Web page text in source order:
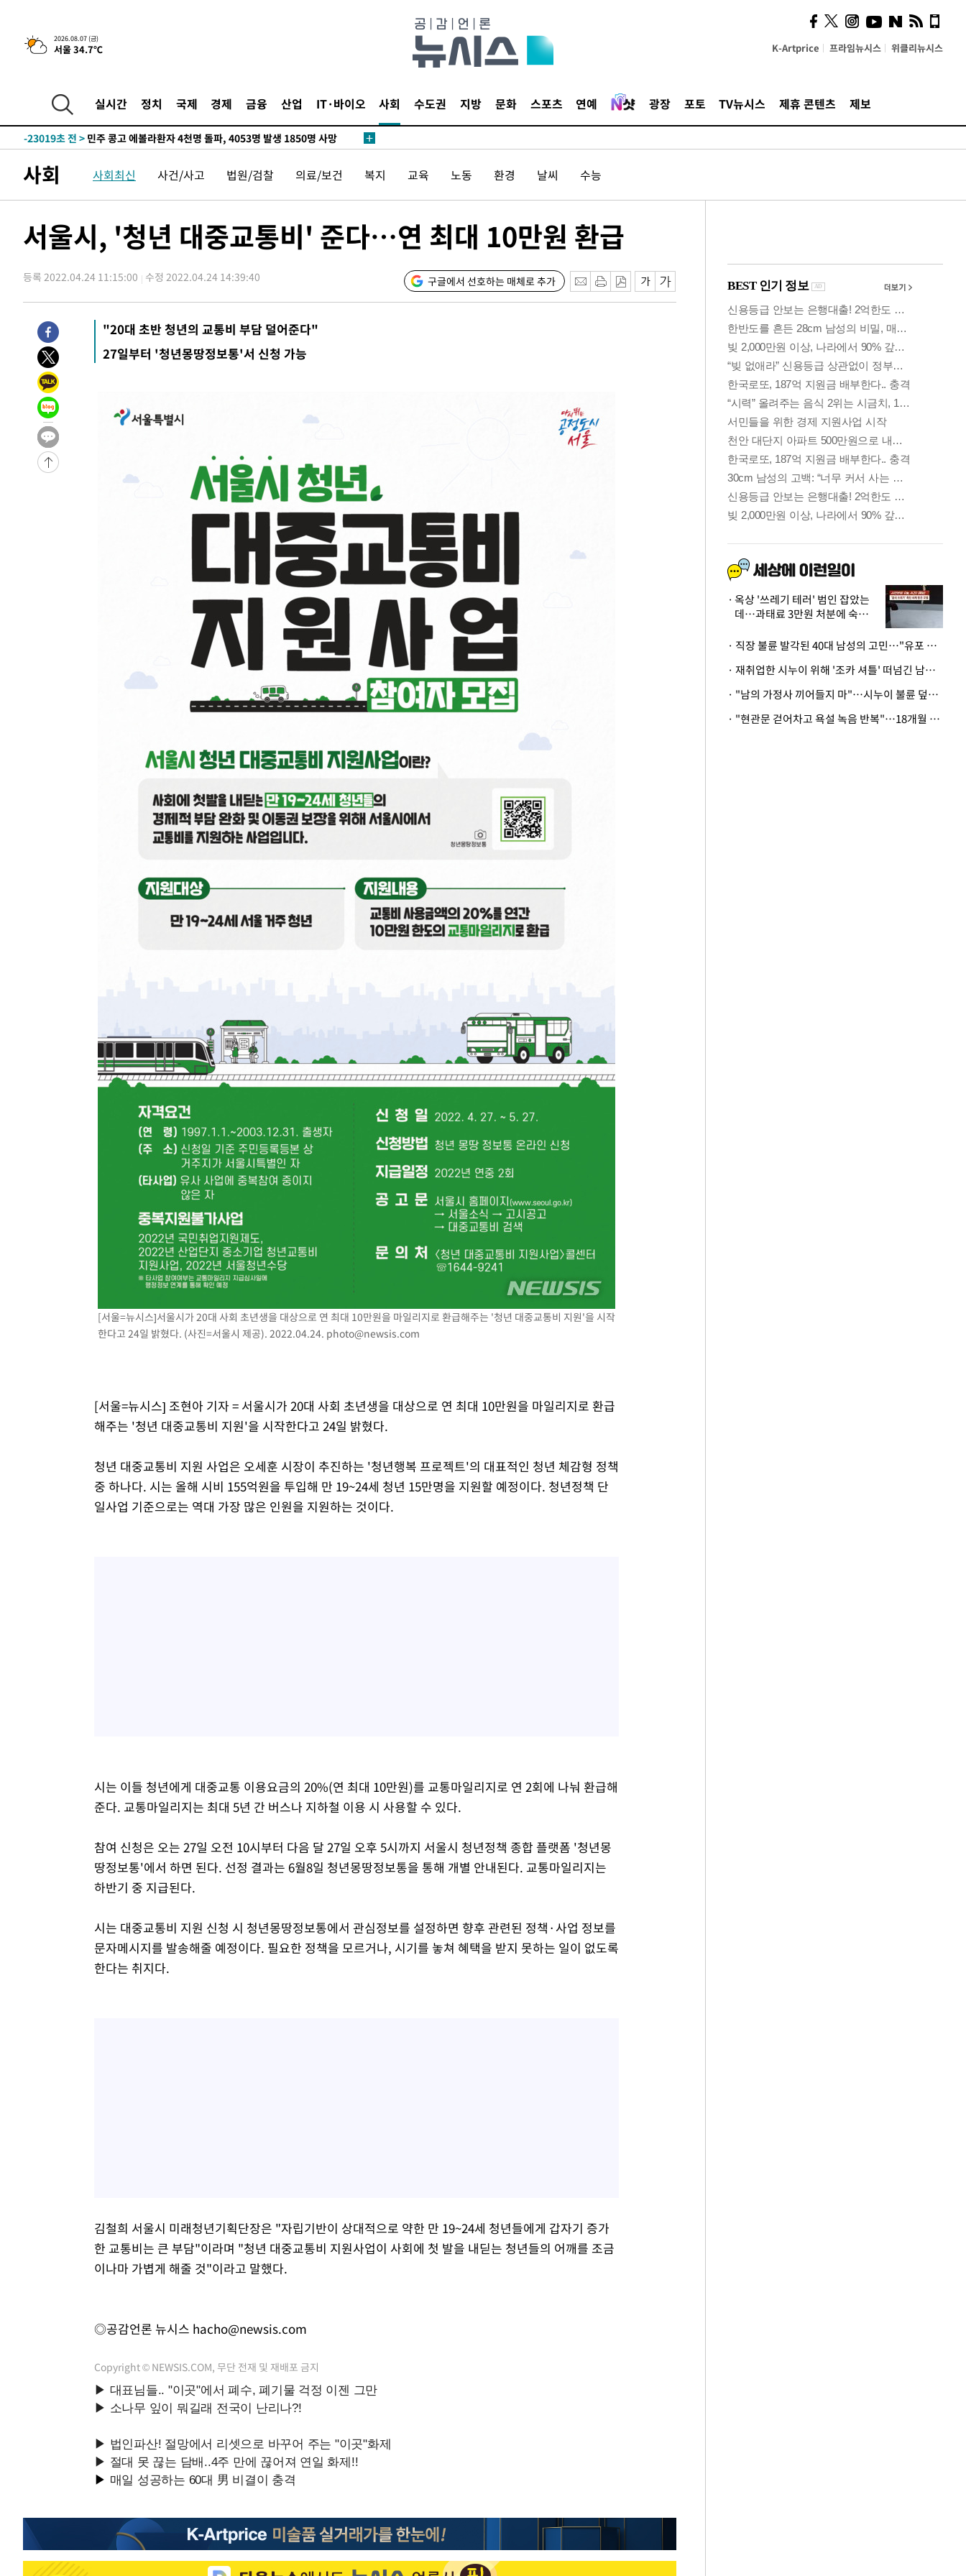
2026.08.07 (금)
서울 34.7℃ K-Artprice 프라임뉴시스 위클리뉴시스
실시간 정치 국제 경제 금융 산업 IT·바이오 사회 수도권 지방 문화 스포츠 연예 광장 포토 TV뉴시스 제휴 콘텐츠 제보
-5355초 전 >[속보] 뉴욕증시, 일제 하락 마감…나스닥 0.06%↓
-29393초 전 >[속보] 7월 중국 수출 23.9%↑ 수입 27.5%↑…무역총액
-26419초 전 >
[속보]종합특검, '관저이전 봐주기 감사' 유병호 구속기소
-23019초 전 >
-22269초 전 > [속보]'300억원대 사기 혐의' 차가원 대표 구속 송치
-19976초 전 >
[속보]경찰·노동부, HL만도 평택사업장 끼임 사망 관련 압수수색
-19857초 전 >[속보]합수본, '투표율 허위 입력' 중앙·서울·경기도 선관위 등 9곳
-19408초 전 >[속보]삼성전자·SK하이닉스 동반 강보합…1%대 상승 출발
-19362초 전 >[속보]코스피, 6300선 재탈환…1.09% 오른 6365.07 개장
-16527초 전 >시리아 다마스쿠스 교외에서 미니버스 폭발.. 14명 부상, 3명은 중
-15825초 전 >
입추에도 극한더위…서울 낮 39도 '폭염중대경보'
-10789초 전 >
이란, 호르무즈서 "적국 목표물들"과 대치로 남부 케슘섬에서 두차
례 큰 폭발음
-9504초 전 >
[속보]美, 폴리실리콘 수입 규제…파생제품 15% 관세, 120일 후 발
-7655초 전 >
-5355초 전 >
-29393초 전 >
[속보] 7월 중국 수출 23.9%↑ 수입 27.5%↑…무역총액
25.3%↑
-26553초 전 >
-26419초 전 >
[속보]종합특검, '관저이전 봐주기 감사' 유병호 구속기소
민주 콩고 에볼라환자 4천명 돌파, 4053명 발생 1850명 사망
[속보]'300억원대 사기 혐의' 차가원 대표 구속 송치
"미 전국적 살모네라 식중독 원인은 멕시코산 할라피뇨"-- CDC
[속보]경찰·노동부, HL만도 평택사업장 끼임 사망 관련 압수수색
[속보]합수본, '투표율 허위 입력' 중앙·서울·경기도 선관위 등 9곳
[속보]원·달러 환율, 오전 9시 1423.8원
[속보]삼성전자·SK하이닉스 동반 강보합…1%대 상승 출발
[속보]코스닥, 5.95포인트(0.74%) 상승한 807.62개장
[속보]코스피, 6300선 재탈환…1.09% 오른 6365.07 개장
시리아 다마스쿠스 교외에서 미니버스 폭발.. 14명 부상, 3명은 중
입추에도 극한더위…서울 낮 39도 '폭염중대경보'
이란, 호르무즈서 "적국 목표물들"과 대치로 남부 케슘섬에서 두차
[속보] 뉴욕증시, 일제 하락 마감…나스닥 0.06%↓
사회 사회최신 사건/사고 법원/검찰 의료/보건 복지 교육 노동 환경 날씨 수능
서울시, '청년 대중교통비' 준다…연 최대 10만원 환급
등록 2022.04.24 11:15:00 수정 2022.04.24 14:39:40 구글에서 선호하는 매체로 추가
"20대 초반 청년의 교통비 부담 덜어준다"
27일부터 '청년몽땅정보통'서 신청 가능
[서울=뉴시스]서울시가 20대 사회 초년생을 대상으로 연 최대 10만원을 마일리지로 환급해주는 '청년 대중교통비 지원'을 시작
한다고 24일 밝혔다. (사진=서울시 제공). 2022.04.24. photo@newsis.com
[서울=뉴시스] 조현아 기자 = 서울시가 20대 사회 초년생을 대상으로 연 최대 10만원을 마일리지로 환급
해주는 '청년 대중교통비 지원'을 시작한다고 24일 밝혔다.
청년 대중교통비 지원 사업은 오세훈 시장이 추진하는 '청년행복 프로젝트'의 대표적인 청년 체감형 정책
중 하나다. 시는 올해 시비 155억원을 투입해 만 19~24세 청년 15만명을 지원할 예정이다. 청년정책 단
일사업 기준으로는 역대 가장 많은 인원을 지원하는 것이다.
시는 이들 청년에게 대중교통 이용요금의 20%(연 최대 10만원)를 교통마일리지로 연 2회에 나눠 환급해
준다. 교통마일리지는 최대 5년 간 버스나 지하철 이용 시 사용할 수 있다.
참여 신청은 오는 27일 오전 10시부터 다음 달 27일 오후 5시까지 서울시 청년정책 종합 플랫폼 '청년몽
땅정보통'에서 하면 된다. 선정 결과는 6월8일 청년몽땅정보통을 통해 개별 안내된다. 교통마일리지는
하반기 중 지급된다.
시는 대중교통비 지원 신청 시 청년몽땅정보통에서 관심정보를 설정하면 향후 관련된 정책·사업 정보를
문자메시지를 발송해줄 예정이다. 필요한 정책을 모르거나, 시기를 놓쳐 혜택을 받지 못하는 일이 없도록
한다는 취지다.
김철희 서울시 미래청년기획단장은 "자립기반이 상대적으로 약한 만 19~24세 청년들에게 갑자기 증가
한 교통비는 큰 부담"이라며 "청년 대중교통비 지원사업이 사회에 첫 발을 내딛는 청년들의 어깨를 조금
이나마 가볍게 해줄 것"이라고 말했다.
◎공감언론 뉴시스 hacho@newsis.com
Copyright © NEWSIS.COM, 무단 전재 및 재배포 금지
시, 스마트폰 액세서리에
NFC 더했다
옥상 '쓰레기 테러' 범인 잡았는
데…과태료 3만원 처분에 숙박업
· 직장 불륜 발각된 40대 남성의 고민…"유포 동료 명예훼손·협박죄 고소 가능할까"
· 재취업한 시누이 위해 '조카 셔틀' 떠넘긴 남편…아내 "난 못한다"
· "남의 가정사 끼어들지 마"…시누이 불륜 덮으려는 남편에 억울한 아내
· "현관문 걷어차고 욕설 녹음 반복"…18개월 아기 키우는 집 뒤흔든 '앞집의 비극'